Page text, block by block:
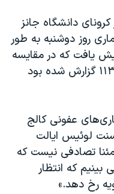
دانشگاه جانز
روز دوشنبه به طور
روز افزایش یافت که در مقایسه
با موارد بیماری در ۲۳ ژوئن که ۱۱۳۰۰ گزارش شده بود
عفونی کالج
لوئیس ایالت
تصادفی نیست که
که انتظار
رخ دهد.»